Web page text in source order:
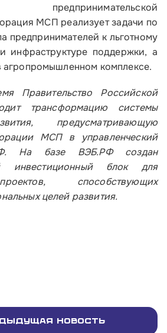
Славянская площадь, д.4,
предпринимательской
МСП реализует задачи по
предпринимателей к льготному
инфраструктуре поддержки, а
агропромышленном комплексе.
Правительство Российской
трансформацию системы
предусматривающую
МСП в управленческий
На базе ВЭБ.РФ создан
инвестиционный блок для
способствующих
целей развития.
новость